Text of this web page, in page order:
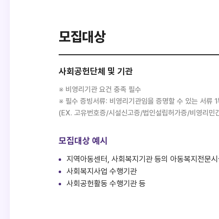
모집대상
사회공헌단체 및 기관
※ 비영리기관 요건 충족 필수
※ 필수 증빙서류: 비영리기관임을 증명할 수 있는 서류 1
(EX. 고유번호증/시설신고증/법인설립허가증/비영리민
모집대상 예시
지역아동센터, 사회복지기관 등의 아동복지전문시
사회복지사업 수행기관
사회공헌활동 수행기관 등